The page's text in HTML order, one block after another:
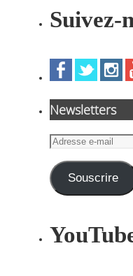
Suivez-
Newsletters
Adresse
mail Souscrire